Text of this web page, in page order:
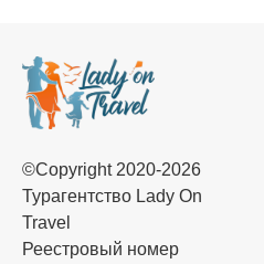
©Copyright 2020-2026
Турагентство Lady On
Travel
Реестровый номер